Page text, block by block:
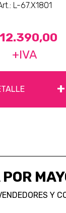
L-67.X1801
+IVA
+
Y